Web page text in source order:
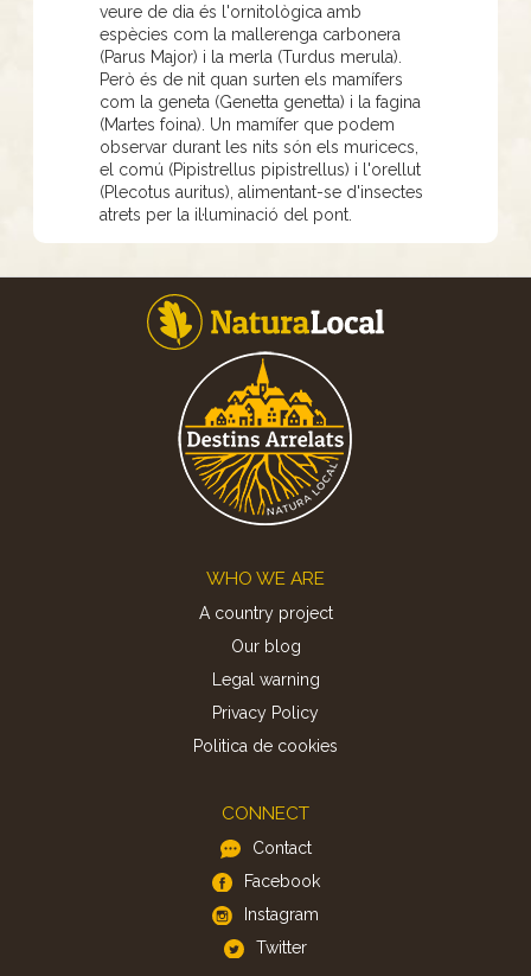
veure de dia és l'ornitològica amb
espècies com la mallerenga carbonera
(Parus Major) i la merla (Turdus merula).
Però és de nit quan surten els mamífers
com la geneta (Genetta genetta) i la fagina
(Martes foina). Un mamífer que podem
observar durant les nits són els muricecs,
el comú (Pipistrellus pipistrellus) i l'orellut
(Plecotus auritus), alimentant-se d'insectes
atrets per la il·luminació del pont.
WHO WE ARE
A country project
Our blog
Legal warning
Privacy Policy
Politica de cookies
CONNECT
Contact
Facebook
Instagram
Twitter